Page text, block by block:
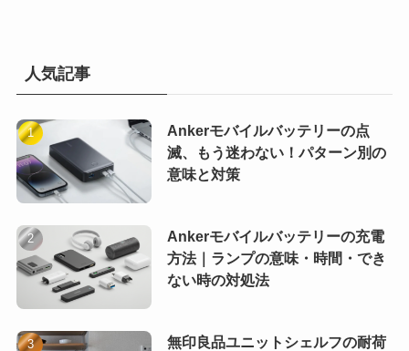
人気記事
Ankerモバイルバッテリーの点
滅、もう迷わない！パターン別の
意味と対策
Ankerモバイルバッテリーの充電
方法｜ランプの意味・時間・でき
ない時の対処法
無印良品ユニットシェルフの耐荷